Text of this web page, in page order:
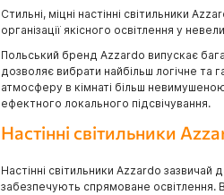
Стильні, міцні настінні світильники
організації якісного освітлення у
Польський бренд Azzardo випускає
дозволяє вибрати найбільш логічне та
атмосферу в кімнаті більш
ефектного локального підсвічування.
Настінні світильники
Настінні світильники Azzardo
забезпечують спрямоване освітлення.